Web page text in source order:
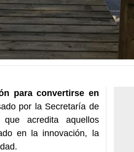
para convertirse en
por la Secretaría de
acredita aquellos
en la innovación, la